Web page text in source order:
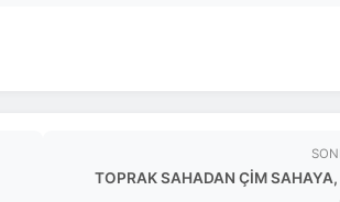
TOPRAK SAHADAN ÇİM SAHAYA,